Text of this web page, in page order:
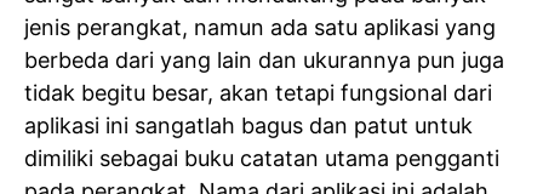
jenis perangkat, namun ada satu aplikasi yang
berbeda dari yang lain dan ukurannya pun juga
tidak begitu besar, akan tetapi fungsional dari
aplikasi ini sangatlah bagus dan patut untuk
dimiliki sebagai buku catatan utama pengganti